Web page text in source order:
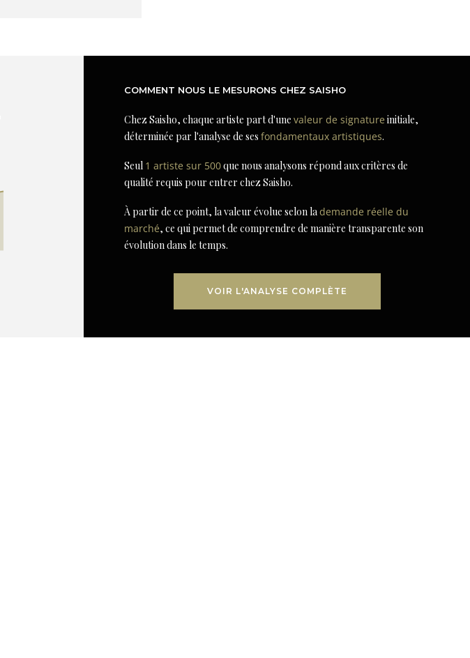
COMMENT NOUS LE MESURONS CHEZ SAISHO
Chez Saisho, chaque artiste part d'unevaleur de signature initiale,
déterminée par l'analyse de sesfondamentaux artistiques.
Seul 1 artiste sur 500que nous analysons répond aux critères de
qualité requis pour entrer chez Saisho.
À partir de ce point, la valeur évolue selon lademande réelle du
marché, ce qui permet de comprendre de manière transparente son
évolution dans le temps.
VOIR L'ANALYSE COMPLÈTE